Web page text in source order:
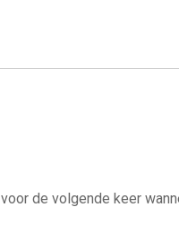
de volgende keer